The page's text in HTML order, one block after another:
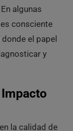
En algunas
consciente
el papel
y
la calidad de